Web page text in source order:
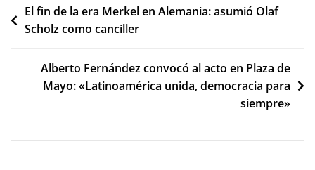
Navegación
de
El fin de la era Merkel en Alemania: asumió Olaf
Scholz como canciller
Alberto Fernández convocó al acto en Plaza de
Mayo: «Latinoamérica unida, democracia para
siempre»